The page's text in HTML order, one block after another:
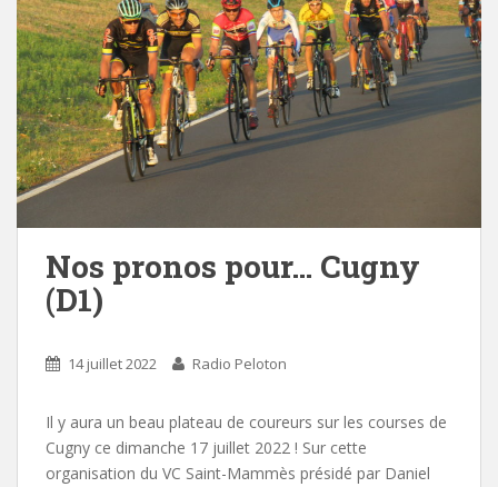
Nos pronos pour… Cugny
(D1)
14 juillet 2022 Radio Peloton
Il y aura un beau plateau de coureurs sur les courses de
Cugny ce dimanche 17 juillet 2022 ! Sur cette
organisation du VC Saint-Mammès présidé par Daniel